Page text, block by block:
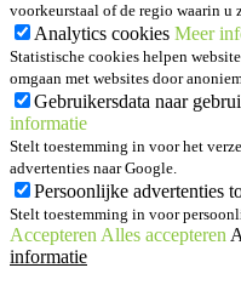
voorkeurstaal of de regio waarin u
Analytics cookies Meer
Statistische cookies helpen
omgaan met websites door
Gebruikersdata naar
informatie
Stelt toestemming in voor het
advertenties naar Google.
Persoonlijke advertenties
Stelt toestemming in voor
Accepteren Alles accepteren
informatie